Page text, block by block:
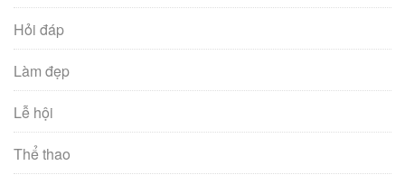
Hỏi đáp
Làm đẹp
Lễ hội
Thể thao